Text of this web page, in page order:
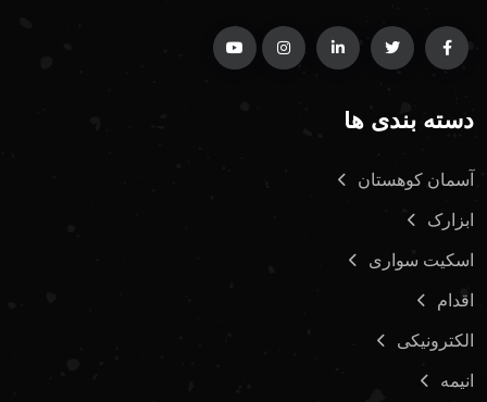
دسته بندی ها
آسمان کوهستان
ابزارک
اسکیت سواری
اقدام
الکترونیکی
انیمه